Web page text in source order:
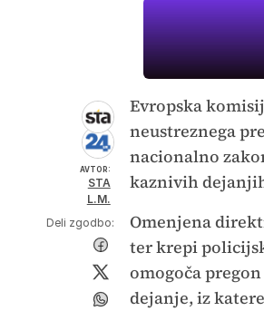
AVTOR:
STA
L.M.
Deli zgodbo:
Evropska
neustreznega
nacionalno
kaznivih
Omenjena
ter krepi
omogoča
dejanje, iz